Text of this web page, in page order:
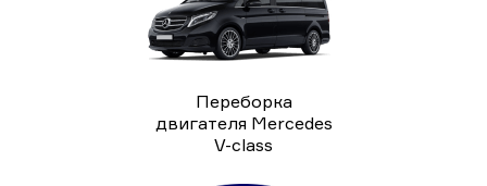
Переборка
двигателя Mercedes
V-class